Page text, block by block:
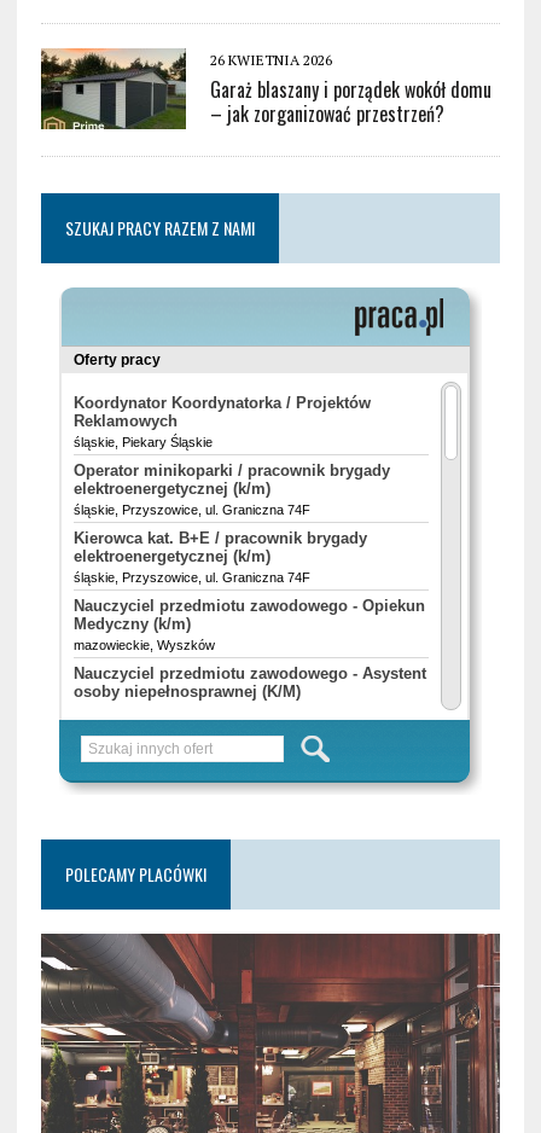
26 KWIETNIA 2026
Garaż blaszany i porządek wokół domu
– jak zorganizować przestrzeń?
SZUKAJ PRACY RAZEM Z NAMI
POLECAMY PLACÓWKI